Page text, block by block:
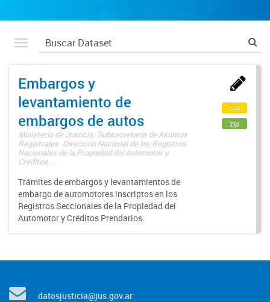
Embargos y
levantamiento de
embargos de autos
Ministerio de Justicia. Subsecretaría de Asuntos
Registrales. Dirección Nacional de los Registros
Nacionales de la Propiedad del Automotor y
Créditos ...
Trámites de embargos y levantamientos de
embargo de automotores inscriptos en los
Registros Seccionales de la Propiedad del
Automotor y Créditos Prendarios.
csv
zip
datosjusticia@jus.gov.ar